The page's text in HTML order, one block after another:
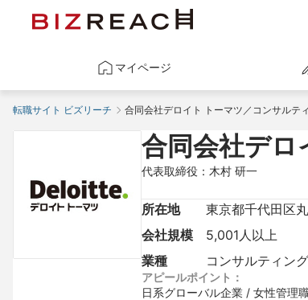
マイページ
転職サイト ビズリーチ 合同会社デロイト トーマツ／コンサルテ
合同会社デ
代表取締役：木村 研一
所在地
東京都千代田区
会社規模
5,001人以上
業種
コンサルティング
アピールポイント：
日系グローバル企業 / 女性管理